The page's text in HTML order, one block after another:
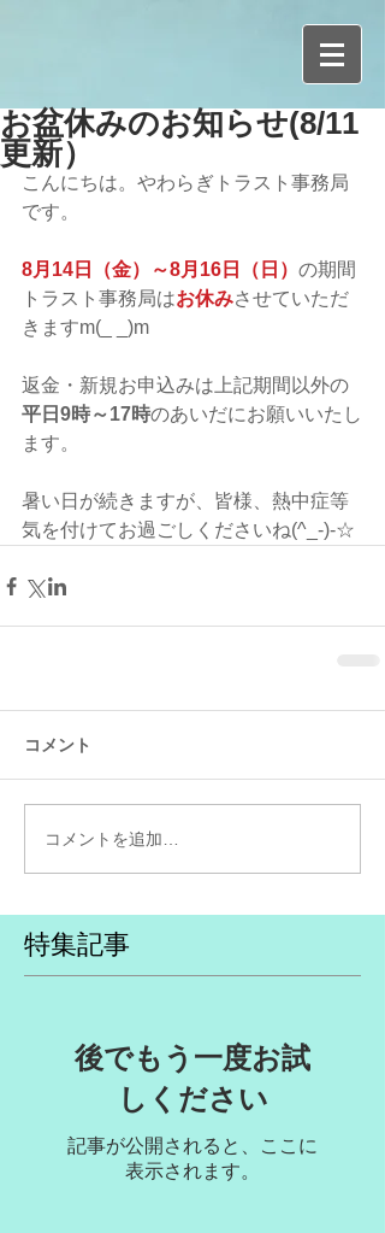
お盆休みのお知らせ(8/11
更新）
こんにちは。やわらぎトラスト事務局
です。
8月14日（金）～8月16日（日） の期間
トラスト事務局はお休みさせていただ
きますm(_ _)m
返金・新規お申込みは上記期間以外の
平日9時～17時のあいだにお願いいたし
ます。
暑い日が続きますが、皆様、熱中症等
気を付けてお過ごしくださいね(^_-)-☆
コメント
コメントを追加…
特集記事
後でもう一度お試
しください
記事が公開されると、ここに
表示されます。